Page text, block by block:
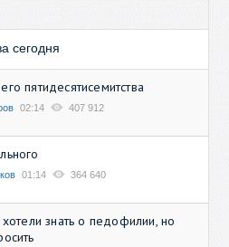
сегодня
пятидесятисемитства
02:14 407 912
01:14 364 640
знать о педофилии, но